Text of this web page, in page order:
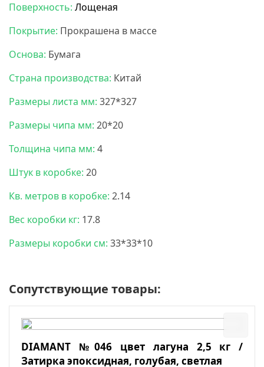
Поверхность: Лощеная
Покрытие: Прокрашена в массе
Основа: Бумага
Страна производства: Китай
Размеры листа мм: 327*327
Размеры чипа мм: 20*20
Толщина чипа мм: 4
Штук в коробке: 20
Кв. метров в коробке: 2.14
Вес коробки кг: 17.8
Размеры коробки см: 33*33*10
Сопутствующие товары:
DIAMANT №046 цвет лагуна 2,5 кг /
Затирка эпоксидная, голубая, светлая